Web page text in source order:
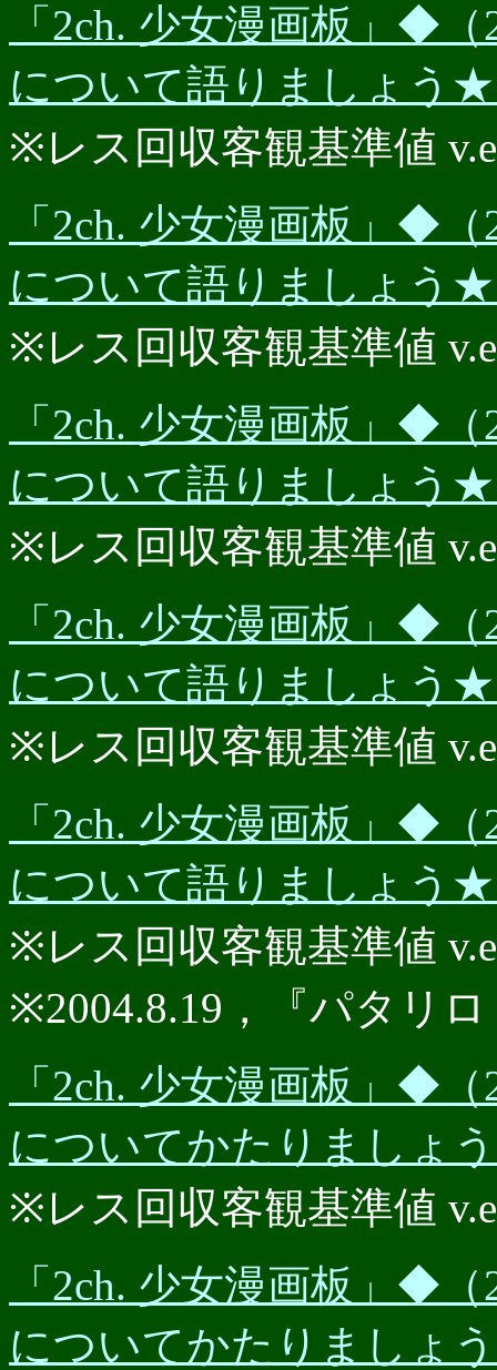
「2ch. 少女漫画板」◆
について語りましょ
※レス回収客観基準値
「2ch. 少女漫画板」◆
について語りましょ
※レス回収客観基準値
「2ch. 少女漫画板」◆
について語りましょ
※レス回収客観基準値
「2ch. 少女漫画板」◆
について語りましょ
※レス回収客観基準値
「2ch. 少女漫画板」◆
について語りましょ
※レス回収客観基準値
※2004.8.19，『パタリ
「2ch. 少女漫画板」◆
についてかたりましょ
※レス回収客観基準値
「2ch. 少女漫画板」◆
についてかたりましょ